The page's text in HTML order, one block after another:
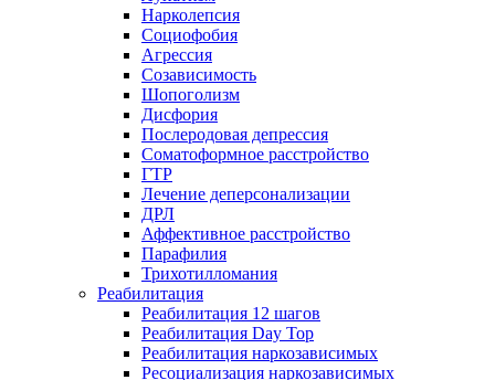
Нарколепсия
Социофобия
Агрессия
Созависимость
Шопоголизм
Дисфория
Послеродовая депрессия
Соматоформное расстройство
ГТР
Лечение деперсонализации
ДРЛ
Аффективное расстройство
Парафилия
Трихотилломания
Реабилитация
Реабилитация 12 шагов
Реабилитация Day Top
Реабилитация наркозависимых
Ресоциализация наркозависимых